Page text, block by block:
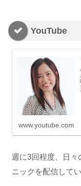
YouTube
www.youtube.com
週に3回程度、日々
ニックを配信してい